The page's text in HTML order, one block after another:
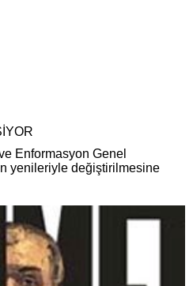
Enformasyon Genel
yenileriyle değiştirilmesine